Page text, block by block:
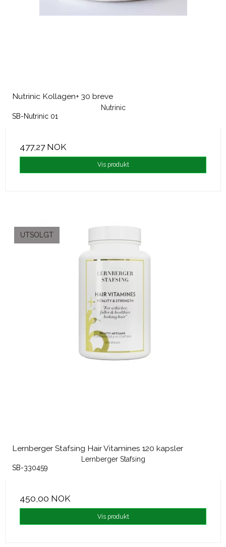
Nutrinic Kollagen+ 30 breve
Nutrinic
SB-Nutrinic 01
477,27 NOK
Vis produkt
UTSOLGT
Lernberger Stafsing Hair Vitamines 120 kapsler
Lernberger Stafsing
SB-330459
450,00 NOK
Vis produkt